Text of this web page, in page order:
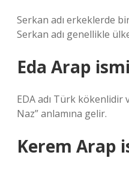
Serkan adı erkeklerde
Serkan adı genellikle
Eda Arap
EDA adı Türk kökenlidir
Naz” anlamına gelir.
Kerem Arap